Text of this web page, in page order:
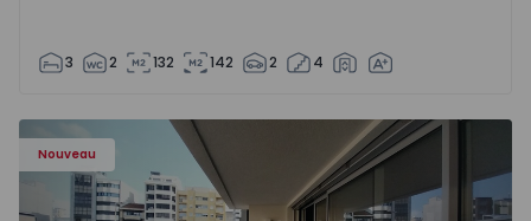
3 2 132 142 2 4
Nouveau
Appartement T2 Porto, Av. Boavista - 1575454 - 7